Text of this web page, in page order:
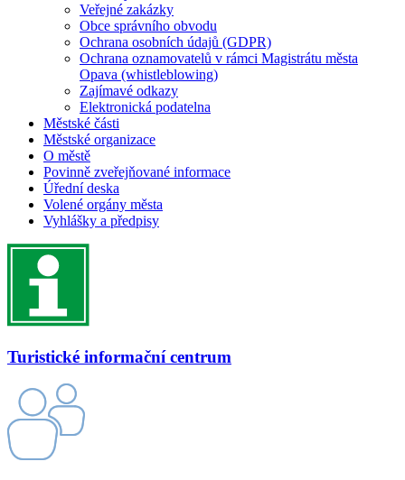
Veřejné zakázky
Obce správního obvodu
Ochrana osobních údajů (GDPR)
Ochrana oznamovatelů v rámci Magistrátu města
Opava (whistleblowing)
Zajímavé odkazy
Elektronická podatelna
Městské části
Městské organizace
O městě
Povinně zveřejňované informace
Úřední deska
Volené orgány města
Vyhlášky a předpisy
Turistické informační centrum